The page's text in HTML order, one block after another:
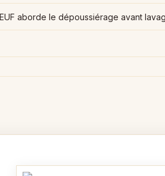
aborde le dépoussiérage avant